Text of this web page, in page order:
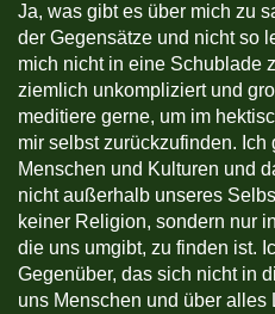
Ja, was gibt es über mich zu
der Gegensätze und nicht so
mich nicht in eine Schublade
ziemlich unkompliziert und
meditiere gerne, um im
mir selbst zurückzufinden.
Menschen und Kulturen und
nicht außerhalb unseres
keiner Religion, sondern nur
die uns umgibt, zu finden ist.
Gegenüber, das sich nicht in
uns Menschen und über alles